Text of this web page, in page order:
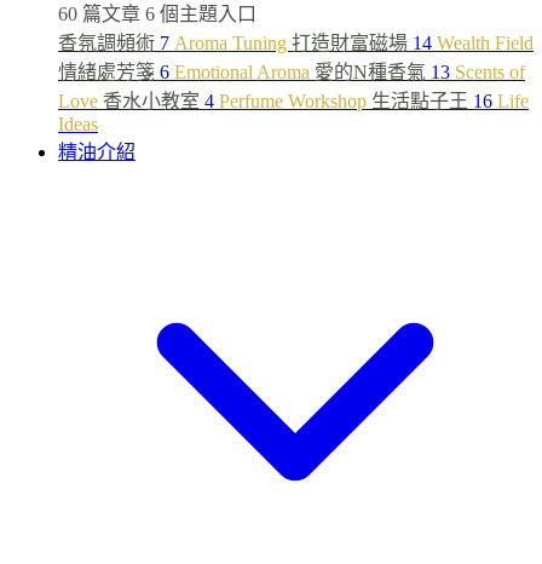
60 篇文章 6 個主題入口
香氛調頻術 7 Aroma Tuning 打造財富磁場 14 Wealth Field
情緒處芳箋 6 Emotional Aroma 愛的N種香氣 13 Scents of
Love 香水小教室 4 Perfume Workshop 生活點子王 16 Life
Ideas
精油介紹